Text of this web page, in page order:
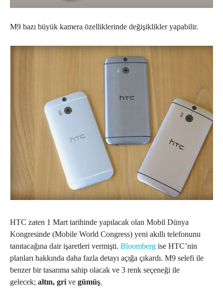
M9 bazı büyük kamera özelliklerinde değişiklikler yapabilir.
HTC zaten 1 Mart tarihinde yapılacak olan Mobil Dünya
Kongresinde (Mobile World Congress) yeni akıllı telefonunu
tanıtacağına dair işaretleri vermişti. Bloomberg ise HTC’nin
planları hakkında daha fazla detayı açığa çıkardı. M9 selefi ile
benzer bir tasarıma sahip olacak ve 3 renk seçeneği ile
gelecek; altın, grive gümüş.